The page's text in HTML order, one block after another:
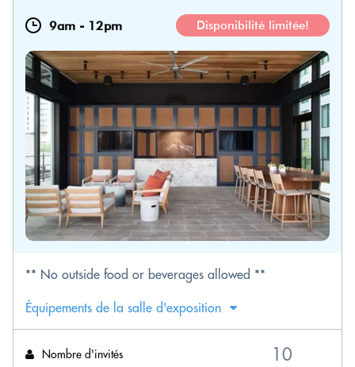
9am - 12pm Disponibilité limitée!
** No outside food or beverages allowed **
Équipements de la salle d'exposition
Nombre d'invités